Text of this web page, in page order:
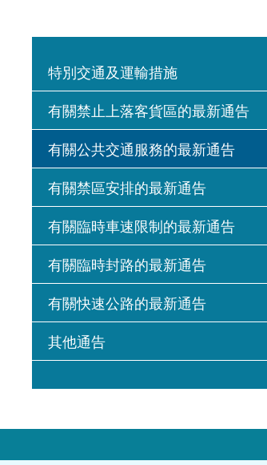
特別交通及運輸措施
有關禁止上落客貨區的最新通告
有關公共交通服務的最新通告
有關禁區安排的最新通告
有關臨時車速限制的最新通告
有關臨時封路的最新通告
有關快速公路的最新通告
其他通告